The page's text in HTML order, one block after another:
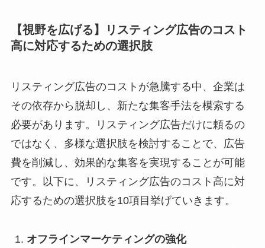
【視野を広げる】リスティング広告のコスト
高に対応するための選択肢
リスティング広告のコストが急騰する中、企業は
その依存から脱却し、新たな集客手法を模索する
必要があります。リスティング広告だけに頼るの
ではなく、多様な選択肢を検討することで、広告
費を削減し、効果的な集客を実現することが可能
です。以下に、リスティング広告のコスト高に対
応するための選択肢を10項目挙げていきます。
オフラインマーケティングの強化